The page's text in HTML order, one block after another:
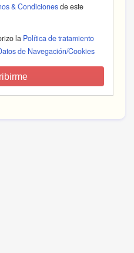
& Condicionesde este
la Política de tratamiento
de Navegación/Cookies